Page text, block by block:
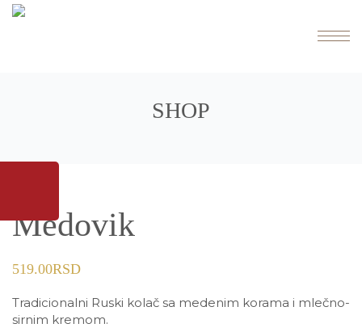
SHOP
Medovik
519.00RSD
Tradicionalni Ruski kolač sa medenim korama i mlečno-
sirnim kremom.